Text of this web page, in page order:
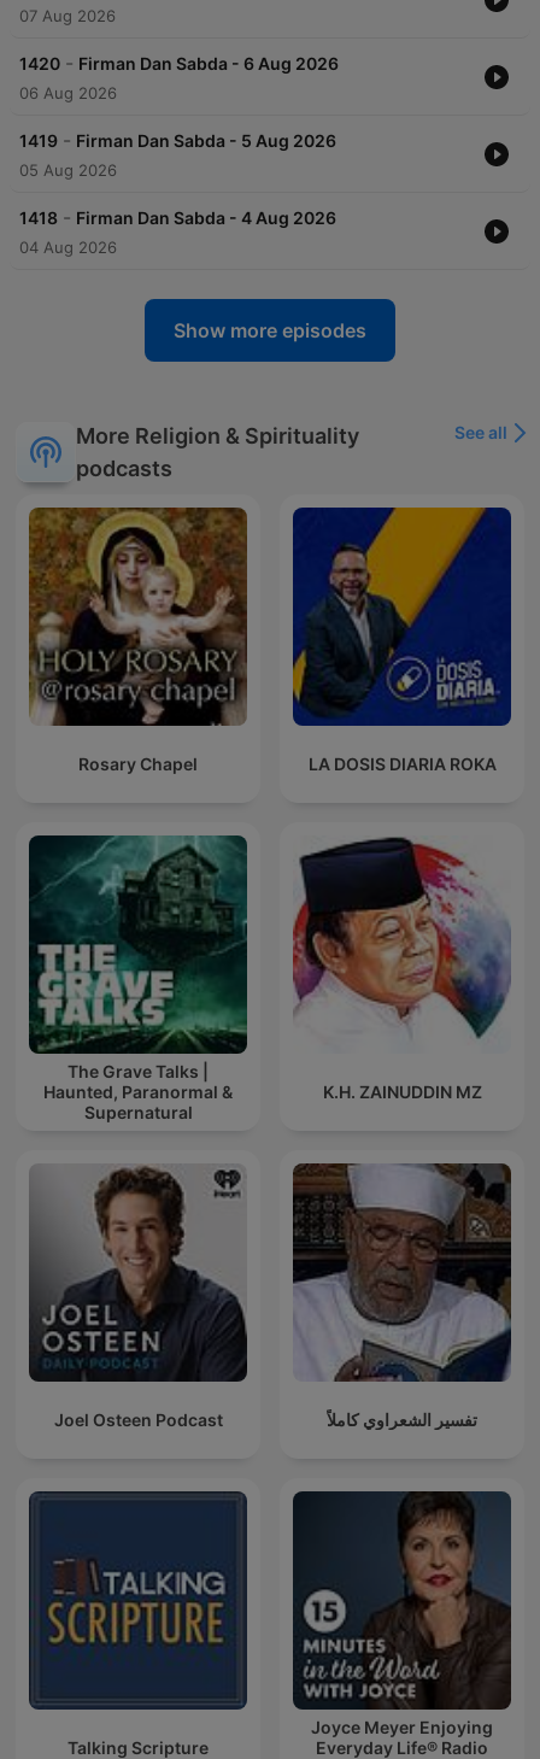
07 Aug 2026
1420 - Firman Dan Sabda - 6 Aug 2026
06 Aug 2026
1419 - Firman Dan Sabda - 5 Aug 2026
05 Aug 2026
1418 - Firman Dan Sabda - 4 Aug 2026
04 Aug 2026
Show more episodes
More Religion & Spirituality
podcasts
See all
Rosary Chapel LA DOSIS DIARIA ROKA
The Grave Talks |
Haunted, Paranormal &
Supernatural
K.H. ZAINUDDIN MZ
Joel Osteen Podcast تفسير الشعراوي كاملاً
Talking Scripture
Joyce Meyer Enjoying
Everyday Life® Radio